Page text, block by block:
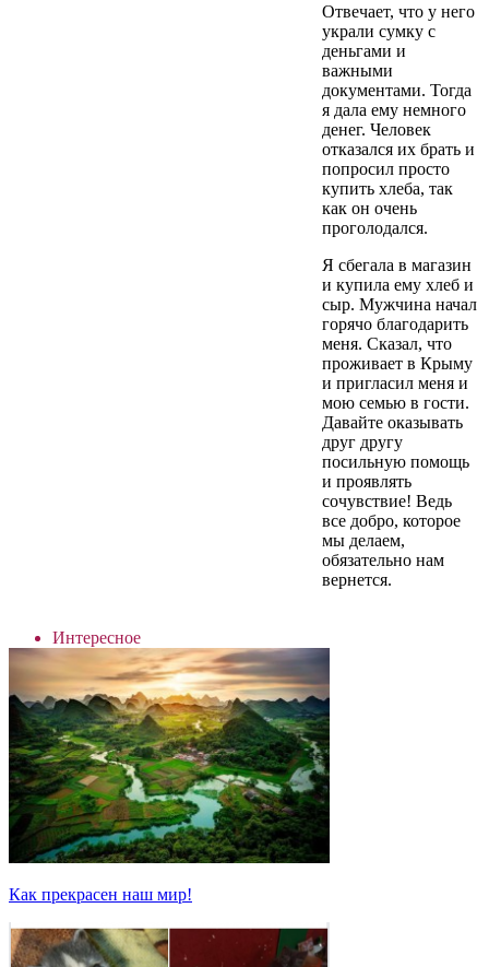
Отвечает, что у него
украли сумку с
деньгами и
важными
документами. Тогда
я дала ему немного
денег. Человек
отказался их брать и
попросил просто
купить хлеба, так
как он очень
проголодался.
Я сбегала в магазин
и купила ему хлеб и
сыр. Мужчина начал
горячо благодарить
меня. Сказал, что
проживает в Крыму
и пригласил меня и
мою семью в гости.
Давайте оказывать
друг другу
посильную помощь
и проявлять
сочувствие! Ведь
все добро, которое
мы делаем,
обязательно нам
вернется.
Интересное
Как прекрасен наш мир!